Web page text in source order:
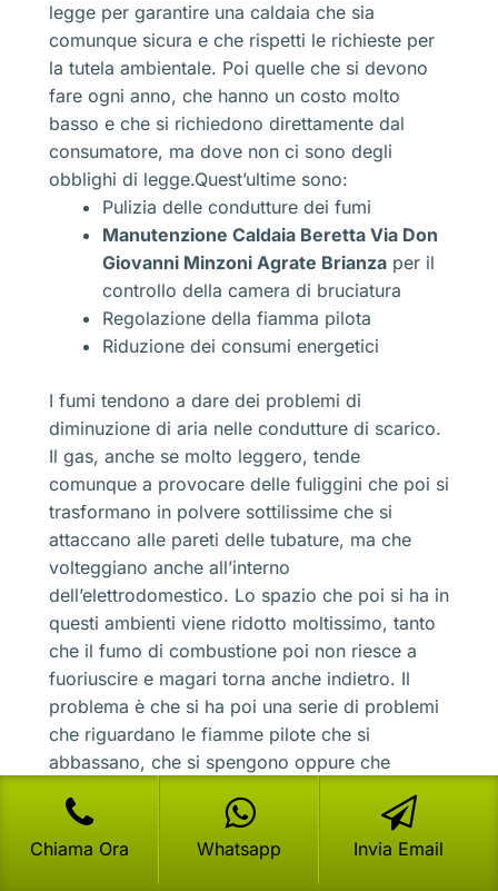
legge per garantire una caldaia che sia
comunque sicura e che rispetti le richieste per
la tutela ambientale. Poi quelle che si devono
fare ogni anno, che hanno un costo molto
basso e che si richiedono direttamente dal
consumatore, ma dove non ci sono degli
obblighi di legge.Quest’ultime sono:
Pulizia delle condutture dei fumi
Manutenzione Caldaia Beretta Via Don
Giovanni Minzoni Agrate Brianza per il
controllo della camera di bruciatura
Regolazione della fiamma pilota
Riduzione dei consumi energetici
I fumi tendono a dare dei problemi di
diminuzione di aria nelle condutture di scarico.
Il gas, anche se molto leggero, tende
comunque a provocare delle fuliggini che poi si
trasformano in polvere sottilissime che si
attaccano alle pareti delle tubature, ma che
volteggiano anche all’interno
dell’elettrodomestico. Lo spazio che poi si ha in
questi ambienti viene ridotto moltissimo, tanto
che il fumo di combustione poi non riesce a
fuoriuscire e magari torna anche indietro. Il
problema è che si ha poi una serie di problemi
che riguardano le fiamme pilote che si
abbassano, che si spengono oppure che
tendono a spegnersi in modo anomalo.Per le
caldaie che sono inattive nel periodo estivo,
sarebbe opportuno che laManutenzione
Chiama Ora Whatsapp Invia Email